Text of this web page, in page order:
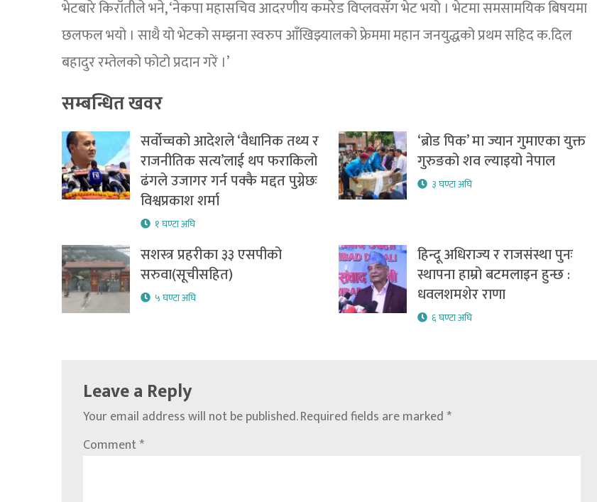
भेटबारे किराँतीले भने, ‘नेकपा महासचिव आदरणीय कमरेड विप्लवसँग भेट भयो । भेटमा समसामयिक बिषयमा
छलफल भयो । साथै यो भेटको सम्झना स्वरुप आँखिझ्यालको फ्रेममा महान जनयुद्धको प्रथम सहिद क.दिल
बहादुर रम्तेलको फोटो प्रदान गरें ।’
सम्बन्धित खवर
सर्वोच्चको आदेशले ‘वैधानिक तथ्य र
राजनीतिक सत्य’लाई थप फराकिलो
ढंगले उजागर गर्न पक्कै मद्दत पुग्नेछः
विश्वप्रकाश शर्मा
१ घण्टा अघि
‘ब्रोड पिक’ मा ज्यान गुमाएका युक्त
गुरुङको शव ल्याइयो नेपाल
३ घण्टा अघि
सशस्त्र प्रहरीका ३३ एसपीको
सरुवा(सूचीसहित)
५ घण्टा अघि
हिन्दू अधिराज्य र राजसंस्था पुनः
स्थापना हाम्रो बटमलाइन हुन्छ :
धवलशमशेर राणा
६ घण्टा अघि
Leave a Reply
Your email address will not be published.Required fields are marked*
Comment*